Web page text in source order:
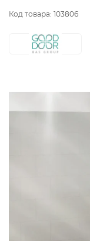
Код товара: 103806